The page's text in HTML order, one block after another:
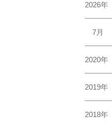
2026年
7月
2020年
2019年
2018年